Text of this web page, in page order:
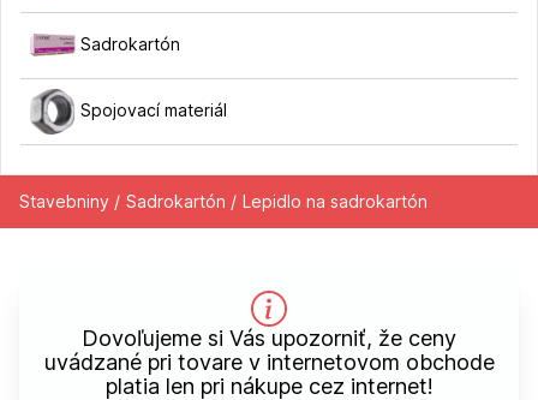
Sadrokartón
Spojovací materiál
Stavebniny / Sadrokartón / Lepidlo na sadrokartón
Dovoľujeme si Vás upozorniť, že ceny
uvádzané pri tovare v internetovom obchode
platia len pri nákupe cez internet!